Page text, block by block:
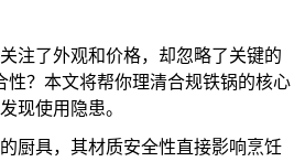
注了外观和价格，却忽略了关键的
性？本文将帮你理清合规铁锅的核心
现使用隐患。
厨具，其材质安全性直接影响烹饪